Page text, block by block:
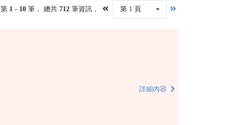
第 1 - 10筆， 總共712 筆資訊， 第 1 頁
詳細內容